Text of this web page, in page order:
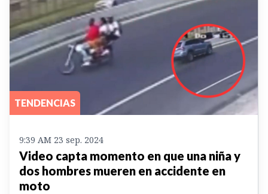
TENDENCIAS
9:39 AM 23 sep. 2024
Video capta momento en que una niña y
dos hombres mueren en accidente en
moto